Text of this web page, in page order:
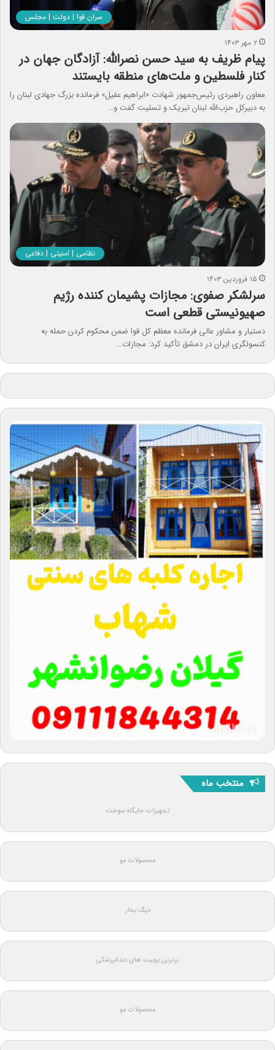
سران قوا | دولت | مجلس
۲ مهر ۱۴۰۳
پیام ظریف به سید حسن نصرالله: آزادگان جهان در
کنار فلسطین و ملت‌های منطقه بایستند
معاون راهبردی رئیس‌جمهور شهادت «ابراهیم عقیل» فرمانده بزرگ جهادی لبنان را
به دبیرکل حزب‌الله لبنان تبریک و تسلیت گفت و…
نظامی | امنیتی | دفاعی
۱۵ فروردین ۱۴۰۳
سرلشکر صفوی: مجازات پشیمان کننده رژیم
صهیونیستی قطعی است
دستیار و مشاور عالی فرمانده معظم کل قوا ضمن محکوم کردن حمله به
کنسولگری ایران در دمشق تأکید کرد: مجازات…
منتخب ماه
تجهیزات جایگاه سوخت
محصولات مو
دیگ بخار
برترین یونیت های دندانپزشکی
محصولات مو